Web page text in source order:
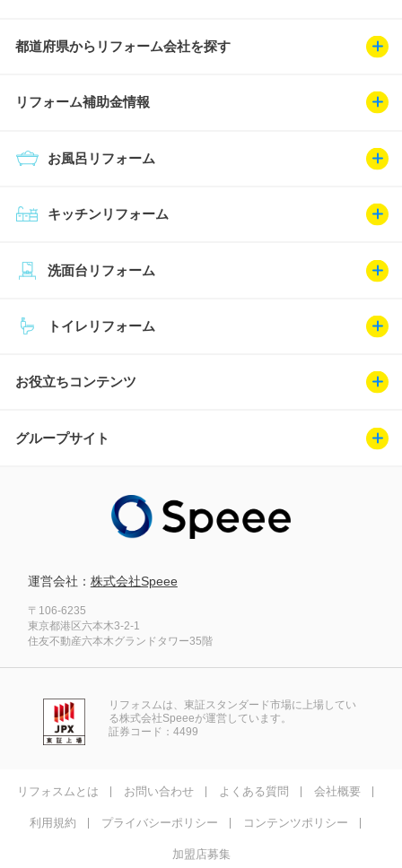
都道府県からリフォーム会社を探す
リフォーム補助金情報
キッチンリフォーム
お風呂リフォーム
トイレリフォーム
洗面台リフォーム
お役立ちコンテンツ
グループサイト
運営会社： 株式会社Speee
〒106-6235
東京都港区六本木3-2-1
住友不動産六本木グランドタワー35階
リフォスムは、東証スタンダード市場に上場してい
る株式会社Speeeが運営しています。
証券コード：4499
リフォスムとは お問い合わせ よくある質問 会社概要
利用規約 プライバシーポリシー コンテンツポリシー
加盟店募集